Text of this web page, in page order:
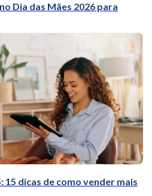
Dia das Mães 2026 para
15 dicas de como vender mais